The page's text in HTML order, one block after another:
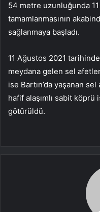
54 metre uzunluğunda
tamamlanmasının
sağlanmaya başladı.
11 Ağustos 2021
meydana gelen sel
ise Bartın’da yaşanan
hafif alaşımlı sabit köprü
götürüldü.